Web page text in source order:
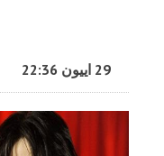
29 اییون 22:36